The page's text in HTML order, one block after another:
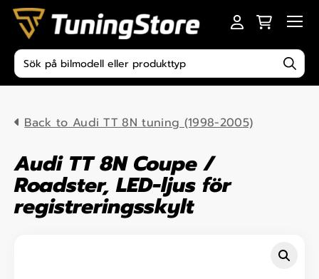
Skip to content
Produktsökning
Back to Audi TT 8N tuning (1998-2005)
Audi TT 8N Coupe /
Roadster, LED-ljus för
registreringsskylt